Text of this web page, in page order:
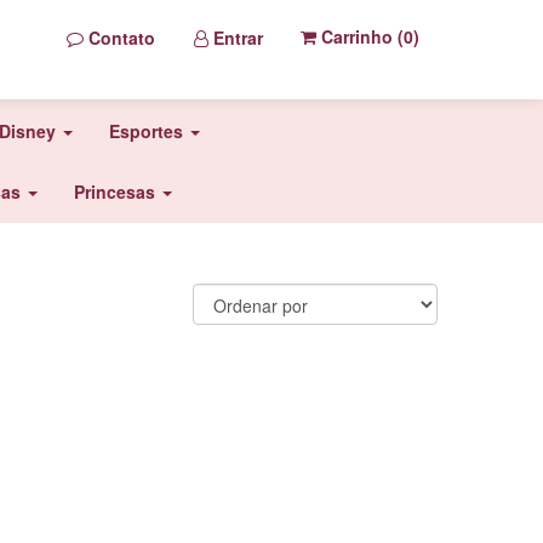
Contato Entrar Carrinho (0)
Disney Esportes
Princesas